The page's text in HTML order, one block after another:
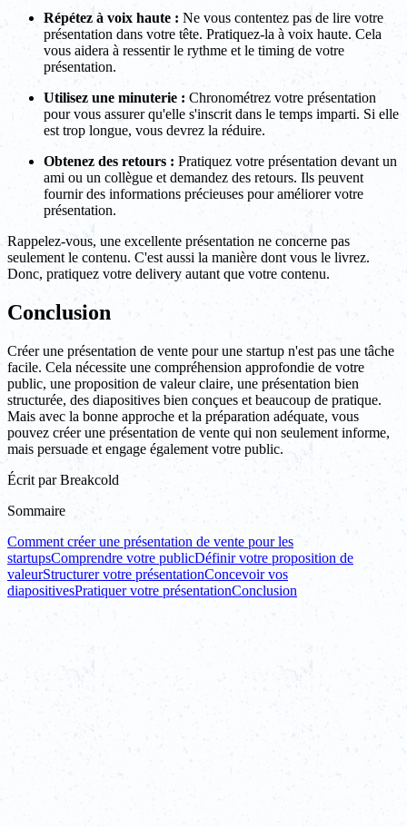
Répétez à voix haute : Ne vous contentez pas de lire votre
présentation dans votre tête. Pratiquez-la à voix haute. Cela
vous aidera à ressentir le rythme et le timing de votre
présentation.
Utilisez une minuterie : Chronométrez votre présentation
pour vous assurer qu'elle s'inscrit dans le temps imparti. Si elle
est trop longue, vous devrez la réduire.
Obtenez des retours : Pratiquez votre présentation devant un
ami ou un collègue et demandez des retours. Ils peuvent
fournir des informations précieuses pour améliorer votre
présentation.
Rappelez-vous, une excellente présentation ne concerne pas
seulement le contenu. C'est aussi la manière dont vous le livrez.
Donc, pratiquez votre delivery autant que votre contenu.
Conclusion
Créer une présentation de vente pour une startup n'est pas une tâche
facile. Cela nécessite une compréhension approfondie de votre
public, une proposition de valeur claire, une présentation bien
structurée, des diapositives bien conçues et beaucoup de pratique.
Mais avec la bonne approche et la préparation adéquate, vous
pouvez créer une présentation de vente qui non seulement informe,
mais persuade et engage également votre public.
Écrit par Breakcold
Sommaire
Comment créer une présentation de vente pour les
startupsComprendre votre publicDéfinir votre proposition de
valeurStructurer votre présentationConcevoir vos
diapositivesPratiquer votre présentationConclusion